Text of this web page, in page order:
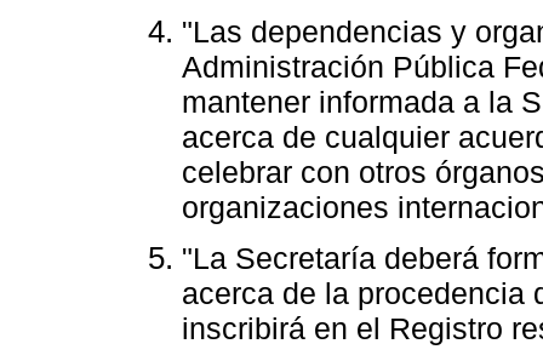
"Las dependencias y
Administración Pública
mantener informada a la
acerca de cualquier
celebrar con otros
organizaciones
"La Secretaría deberá
acerca de la procedencia
inscribirá en el Registro